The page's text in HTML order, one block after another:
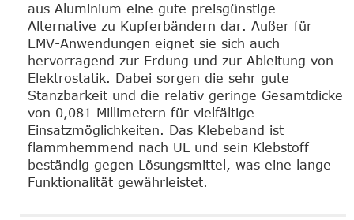
aus Aluminium eine gute preisgünstige
Alternative zu Kupferbändern dar. Außer für
EMV-Anwendungen eignet sie sich auch
hervorragend zur Erdung und zur Ableitung von
Elektrostatik. Dabei sorgen die sehr gute
Stanzbarkeit und die relativ geringe Gesamtdicke
von 0,081 Millimetern für vielfältige
Einsatzmöglichkeiten. Das Klebeband ist
flammhemmend nach UL und sein Klebstoff
beständig gegen Lösungsmittel, was eine lange
Funktionalität gewährleistet.